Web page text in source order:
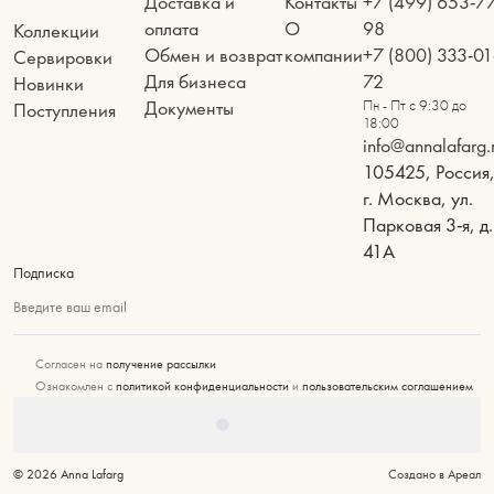
Коллекции
Сервировки
Новинки
Поступления
оплата
Обмен и возврат
Для бизнеса
Документы
О
компании
98
+7 (800) 333-
72
Пн - Пт с 9:30 до
18:00
105425, Россия,
г. Москва, ул.
Парковая 3-я, д.
41А
Подписка
Введите ваш email
Согласен на получение рассылки
Ознакомлен с политикой конфиденциальности и пользовательским соглашением
© 2026 Anna Lafarg Создано в Ареал